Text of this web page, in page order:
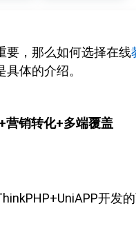
要，那么如何选择在线
体的介绍。
营销转化+多端覆盖
开发